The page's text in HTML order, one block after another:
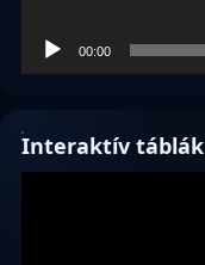
00:00
Interaktív táblák